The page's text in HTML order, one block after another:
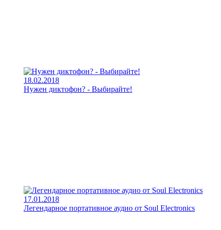
18.02.2018
Нужен диктофон? - Выбирайте!
17.01.2018
Легендарное портативное аудио от Soul Electronics